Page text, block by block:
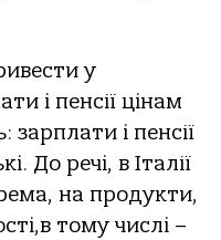
у
і пенсії цінам
і пенсії
До речі, в Італії
на продукти,
тому числі –